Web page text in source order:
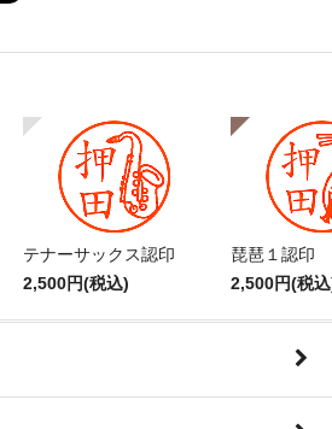
テナーサックス認印
2,500円(税込)
琵琶１認印
2,500円(税